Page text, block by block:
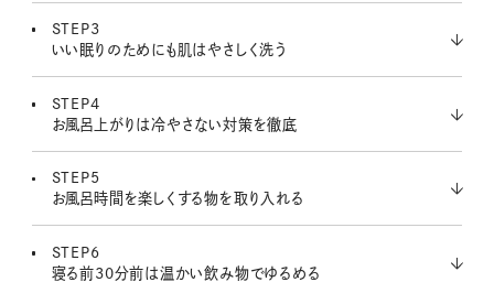
STEP3
いい眠りのためにも肌はやさしく洗う
STEP4
お風呂上がりは冷やさない対策を徹底
STEP5
お風呂時間を楽しくする物を取り入れる
STEP6
寝る前30分前は温かい飲み物でゆるめる